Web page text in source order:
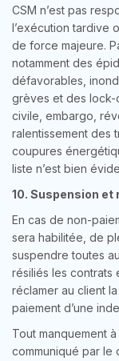
CSM n’est pas
l’exécution tardive
de force majeure.
notamment des
défavorables,
grèves et des
civile, embargo,
ralentissement des
coupures
liste n’est bien
10. Suspension et
En cas de non-
sera habilitée, de
suspendre toutes
résiliés les contrats
réclamer au client
paiement d’une
Tout manquement
communiqué par le